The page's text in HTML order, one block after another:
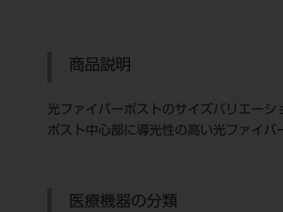
商品説明
光ファイバーポストのサイズバリエ
ポスト中心部に導光性の高い光ファイ
医療機器の分類